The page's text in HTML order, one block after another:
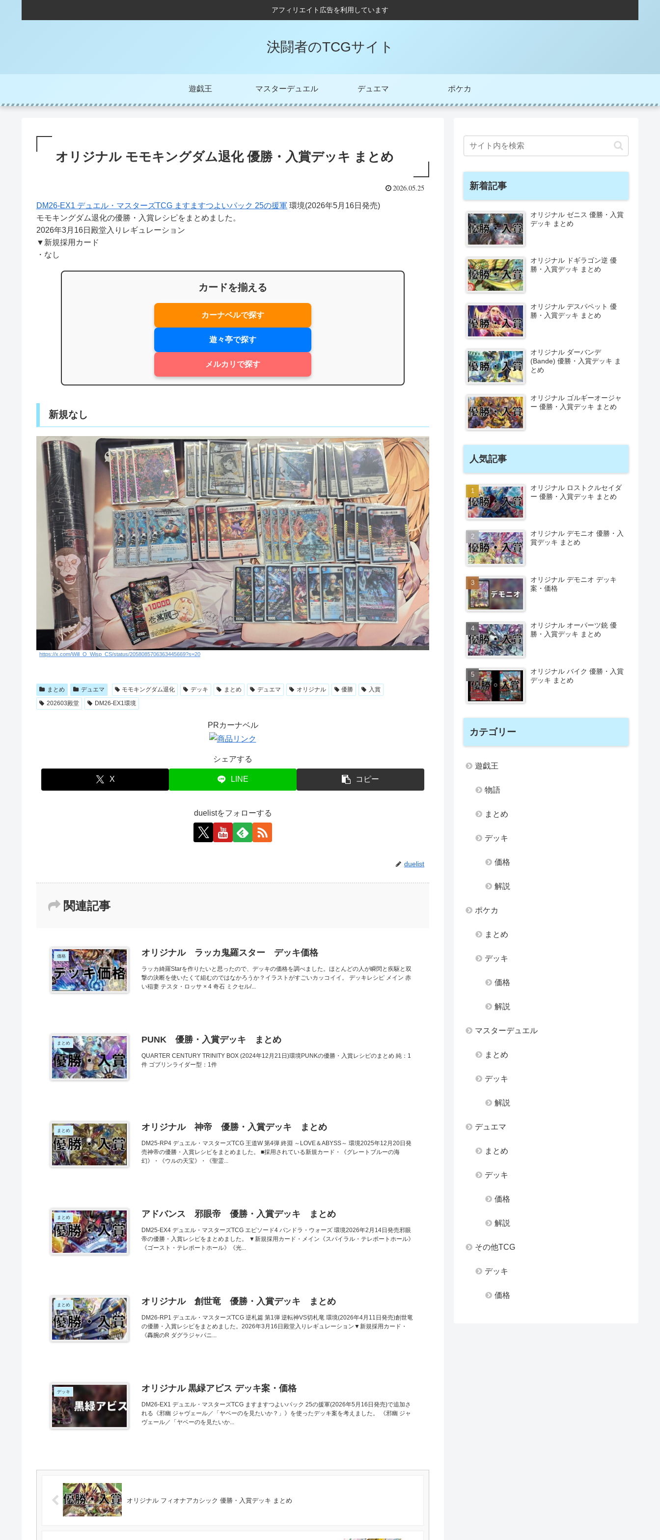
アフィリエイト広告を利用しています
決闘者のTCGサイト
遊戯王 マスターデュエル デュエマ ポケカ
オリジナル モモキングダム退化 優勝・入賞デッキ まとめ
2026.05.25
DM26-EX1 デュエル・マスターズTCG ますますつよいパック 25の援軍 環境(2026年5月16日発売)
モモキングダム退化の優勝・入賞レシピをまとめました。
2026年3月16日殿堂入りレギュレーション
▼新規採用カード
・なし
カードを揃える
カーナベルで探す
遊々亭で探す
メルカリで探す
新規なし
https://x.com/Will_O_Wisp_CS/status/2058085706363445669?s=20
まとめ デュエマ モモキングダム退化 デッキ まとめ デュエマ オリジナル 優勝
入賞
202603殿堂
DM26-EX1環境
PRカーナベル
シェアする
X LINE コピー
duelistをフォローする
duelist
関連記事
価格 オリジナル ラッカ鬼羅スター デッキ価格
ラッカ綺羅Starを作りたいと思ったので、デッキの価格を調べました。ほとんどの人が瞬閃と疾駆と双
撃の決断を使いたくて組むのではなかろうか？イラストがすごいカッコイイ。 デッキレシピ メイン 赤
い稲妻 テスタ・ロッサ × 4 奇石 ミクセル/...
まとめ PUNK 優勝・入賞デッキ まとめ
QUARTER CENTURY TRINITY BOX (2024年12月21日)環境PUNKの優勝・入賞レシピのまとめ 純：1
件 ゴブリンライダー型：1件
まとめ オリジナル 神帝 優勝・入賞デッキ まとめ
DM25-RP4 デュエル・マスターズTCG 王道W 第4弾 終淵 ～LOVE＆ABYSS～ 環境2025年12月20日発
売神帝の優勝・入賞レシピをまとめました。 ■採用されている新規カード・《グレートブルーの海
幻》・《ウルの天宝》・《聖霊...
まとめ アドバンス 邪眼帝 優勝・入賞デッキ まとめ
DM25-EX4 デュエル・マスターズTCG エピソード4 パンドラ・ウォーズ 環境2026年2月14日発売邪眼
帝の優勝・入賞レシピをまとめました。 ▼新規採用カード・メイン《スパイラル・テレポートホール》
《ゴースト・テレポートホール》《光...
まとめ オリジナル 創世竜 優勝・入賞デッキ まとめ
DM26-RP1 デュエル・マスターズTCG 逆札篇 第1弾 逆転神VS切札竜 環境(2026年4月11日発売)創世竜
の優勝・入賞レシピをまとめました。2026年3月16日殿堂入りレギュレーション▼新規採用カード・
《轟腕のR ダグラジャパニ...
デッキ オリジナル 黒緑アビス デッキ案・価格
DM26-EX1 デュエル・マスターズTCG ますますつよいパック 25の援軍(2026年5月16日発売)で追加さ
れる《邪幽 ジャヴェール／「ヤベーのを見たいか？」》を使ったデッキ案を考えました。 《邪幽 ジャ
ヴェール／「ヤベーのを見たいか...
オリジナル フィオナアカシック 優勝・入賞デッキ まとめ
新着記事
オリジナル ゼニス 優勝・入賞
デッキ まとめ
オリジナル ドギラゴン逆 優
勝・入賞デッキ まとめ
オリジナル デスパペット 優
勝・入賞デッキ まとめ
オリジナル ダーバンデ
(Bande) 優勝・入賞デッキ ま
とめ
オリジナル ゴルギーオージャ
ー 優勝・入賞デッキ まとめ
人気記事
オリジナル ロストクルセイダ
ー 優勝・入賞デッキ まとめ
オリジナル デモニオ 優勝・入
賞デッキ まとめ
オリジナル デモニオ デッキ
案・価格
オリジナル オーパーツ銃 優
勝・入賞デッキ まとめ
オリジナル バイク 優勝・入賞
デッキ まとめ
カテゴリー
遊戯王
物語
まとめ
デッキ
価格
解説
ポケカ
まとめ
デッキ
価格
解説
マスターデュエル
まとめ
デッキ
解説
デュエマ
まとめ
デッキ
価格
解説
その他TCG
デッキ
価格